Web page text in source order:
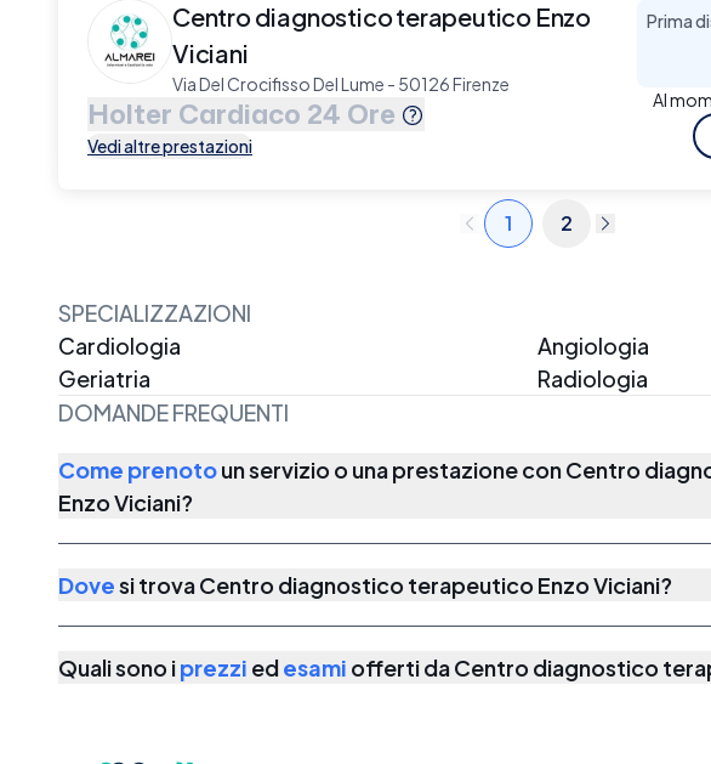
Centro diagnostico terapeutico Enzo
Viciani
Via Del Crocifisso Del Lume - 50126 Firenze
Holter Cardiaco 24 Ore
Vedi altre prestazioni
Prima
Al
1 2
SPECIALIZZAZIONI
Cardiologia
Angiologia
Geriatria
Radiologia
DOMANDE FREQUENTI
Come prenotoun servizio o una prestazione conCentro
Enzo Viciani?
Dovesi trovaCentro diagnostico terapeutico Enzo Viciani?
Quali sono iprezzi edesami offerti daCentro diagnostico